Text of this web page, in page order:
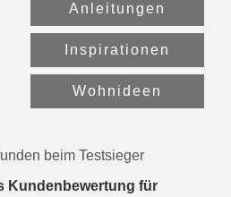
Anleitungen
Inspirationen
Wohnideen
beim Testsieger
Kundenbewertung für